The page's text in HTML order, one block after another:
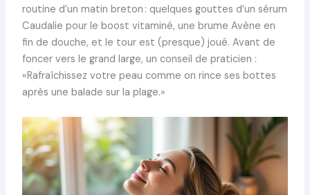
routine d’un matin breton : quelques gouttes d’un sérum
Caudalie pour le boost vitaminé, une brume Avène en
fin de douche, et le tour est (presque) joué. Avant de
foncer vers le grand large, un conseil de praticien :
«Rafraîchissez votre peau comme on rince ses bottes
après une balade sur la plage.»